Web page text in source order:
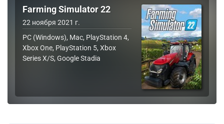
Farming Simulator 22
22 ноября 2021 г.
PC (Windows), Mac, PlayStation 4,
Xbox One, PlayStation 5, Xbox
Series X/S, Google Stadia